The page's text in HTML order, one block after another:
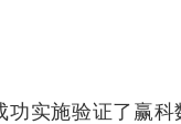
功实施验证了赢